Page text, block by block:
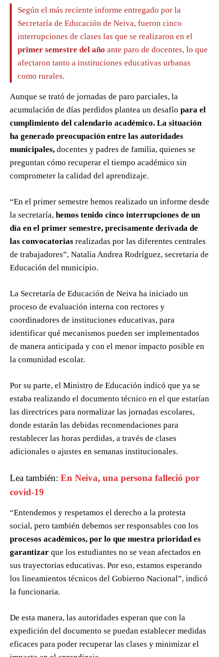
Según el más reciente informe entregado por la
Secretaría de Educación de Neiva, fueron cinco
interrupciones de clases las que se realizaron en el
primer semestre del año ante paro de docentes, lo que
afectaron tanto a instituciones educativas urbanas
como rurales.
Aunque se trató de jornadas de paro parciales, la
acumulación de días perdidos plantea un desafío para el
cumplimiento del calendario académico. La situación
ha generado preocupación entre las autoridades
municipales, docentes y padres de familia, quienes se
preguntan cómo recuperar el tiempo académico sin
comprometer la calidad del aprendizaje.
“En el primer semestre hemos realizado un informe desde
la secretaría, hemos tenido cinco interrupciones de un
día en el primer semestre, precisamente derivada de
las convocatorias realizadas por las diferentes centrales
de trabajadores”, Natalia Andrea Rodríguez, secretaria de
Educación del municipio.
La Secretaría de Educación de Neiva ha iniciado un
proceso de evaluación interna con rectores y
coordinadores de instituciones educativas, para
identificar qué mecanismos pueden ser implementados
de manera anticipada y con el menor impacto posible en
la comunidad escolar.
Por su parte, el Ministro de Educación indicó que ya se
estaba realizando el documento técnico en el que estarían
las directrices para normalizar las jornadas escolares,
donde estarán las debidas recomendaciones para
restablecer las horas perdidas, a través de clases
adicionales o ajustes en semanas institucionales.
Lea también: En Neiva, una persona falleció por
covid-19
“Entendemos y respetamos el derecho a la protesta
social, pero también debemos ser responsables con los
procesos académicos, por lo que nuestra prioridad es
garantizar que los estudiantes no se vean afectados en
sus trayectorias educativas. Por eso, estamos esperando
los lineamientos técnicos del Gobierno Nacional”, indicó
la funcionaria.
De esta manera, las autoridades esperan que con la
expedición del documento se puedan establecer medidas
eficaces para poder recuperar las clases y minimizar el